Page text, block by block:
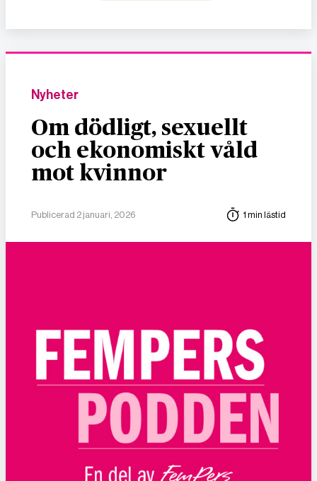
Nyheter
Om dödligt, sexuellt
och ekonomiskt våld
mot kvinnor
Publicerad 2 januari, 2026 1 min lästid